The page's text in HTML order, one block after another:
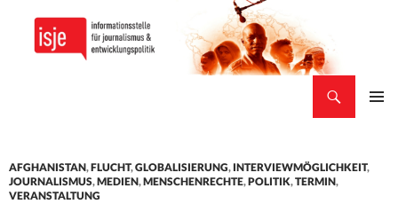
AFGHANISTAN,FLUCHT,GLOBALISIERUNG, INTERVIEWMÖGLICHKEIT,
JOURNALISMUS,MEDIEN,MENSCHENRECHTE,POLITIK,TERMIN,
VERANSTALTUNG